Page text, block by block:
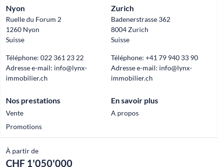
À partir de
CHF 1'050'000
Nyon
Ruelle du Forum 2
1260 Nyon
Suisse
Téléphone: 022 361 23 22
Adresse e-mail: info@lynx-
immobilier.ch
Zurich
Badenerstrasse 362
8004 Zurich
Suisse
Téléphone: +41 79 940 33 90
Adresse e-mail: info@lynx-
immobilier.ch
Nos prestations
Vente
Promotions
En savoir plus
A propos
Official partner of